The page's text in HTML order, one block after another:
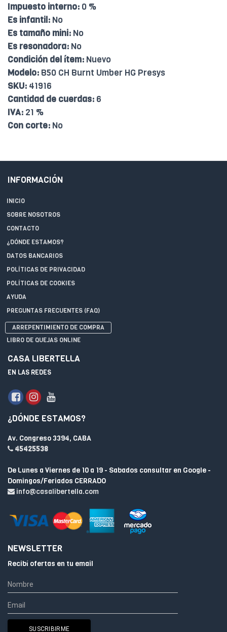
Impuesto interno: 0 %
Es infantil: No
Es tamaño mini: No
Es resonadora: No
Condición del ítem: Nuevo
Modelo: B50 CH Burnt Umber HG Presys
SKU: 41916
Cantidad de cuerdas: 6
IVA: 21 %
Con corte: No
INFORMACIÓN
INICIO
SOBRE NOSOTROS
CONTACTO
¿DÓNDE ESTAMOS?
DATOS BANCARIOS
POLÍTICAS DE PRIVACIDAD
POLÍTICAS DE COOKIES
AYUDA
PREGUNTAS FRECUENTES (FAQ)
ARREPENTIMIENTO DE COMPRA
LIBRO DE QUEJAS ONLINE
CASA LIBERTELLA
EN LAS REDES
¿DÓNDE ESTAMOS?
Av. Congreso 3394, CABA
45425538
De Lunes a Viernes de 10 a 19 - Sabados consultar en Google -
Domingos/Feriados CERRADO
info@casalibertella.com
NEWSLETTER
Recibí ofertas en tu email